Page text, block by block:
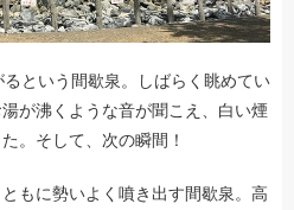
という間歇泉。しばらく眺めてい
が沸くような音が聞こえ、白い煙
。そして、次の瞬間！
もに勢いよく噴き出す間歇泉。高